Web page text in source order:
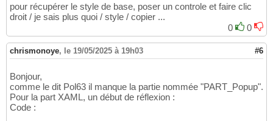
40
41
43
44
46
47
48
49
                        ToolTip=
"Ouvrir le
                        <Viewbox Width=
                            <Canvas Width=
                                <Path Data=
                                  Fill=
                        </Viewbox>
                    </Button>
                </Grid>
                <ControlTemplate.Triggers>
pour récupérer le style de base, poser un controle et faire clic
droit / je sais plus quoi / style / copier ...
0
0
chrismonoye, le 19/05/2025 à 19h03 #6
Bonjour,
comme le dit Pol63 il manque la partie nommée "PART_Popup".
Pour la part XAML, un début de réflexion :
Code :